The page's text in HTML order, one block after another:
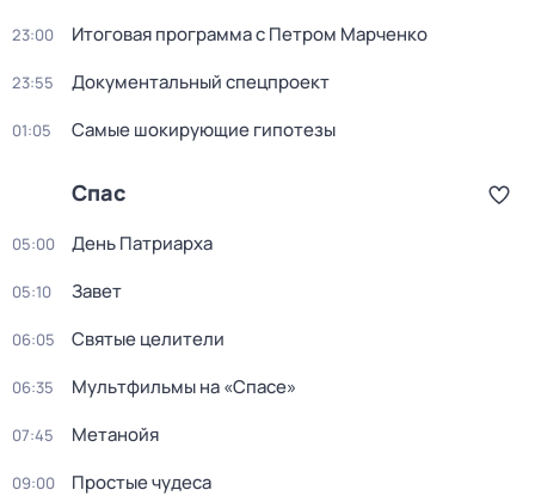
23:00 Итоговая программа с Петром Марченко
23:55 Документальный спецпроект
01:05 Самые шoкиpующие гипотезы
Спас
05:00 День Патриарха
05:10 Завет
06:05 Святые целители
06:35 Мультфильмы на «Спасе»
07:45 Метанойя
09:00 Простые чудеса